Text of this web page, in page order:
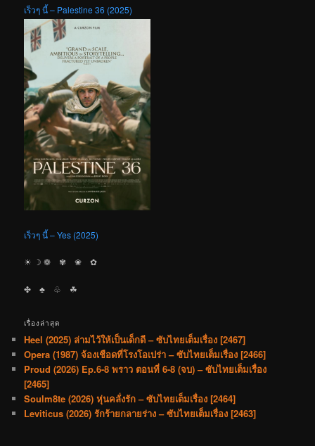
เร็วๆ นี้ – Palestine 36 (2025)
เร็วๆ นี้ – Yes (2025)
☀︎ ☽ ❁ ✾ ❀ ✿
✤ ♣︎ ♧ ☘︎
เรื่องล่าสุด
Heel (2025) ล่ามไว้ให้เป็นเด็กดี – ซับไทยเต็มเรื่อง [2467]
Opera (1987) จ้องเชือดที่โรงโอเปร่า – ซับไทยเต็มเรื่อง [2466]
Proud (2026) Ep.6-8 พราว ตอนที่ 6-8 (จบ) – ซับไทยเต็มเรื่อง
[2465]
Soulm8te (2026) หุ่นคลั่งรัก – ซับไทยเต็มเรื่อง [2464]
Leviticus (2026) รักร้ายกลายร่าง – ซับไทยเต็มเรื่อง [2463]